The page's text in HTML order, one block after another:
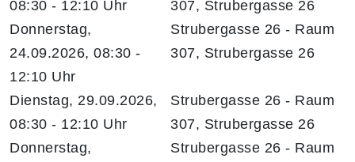
08:30 - 12:10 Uhr
307, Strubergasse 26
Donnerstag,
24.09.2026, 08:30 -
12:10 Uhr
Strubergasse 26 - Raum
307, Strubergasse 26
Dienstag, 29.09.2026,
08:30 - 12:10 Uhr
Strubergasse 26 - Raum
307, Strubergasse 26
Donnerstag,
Strubergasse 26 - Raum